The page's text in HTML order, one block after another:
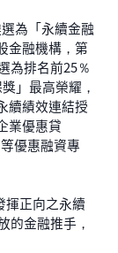
為「永續金融
金融機構，第
為排名前25％
」最高榮耀，
續績效連結授
業優惠貸
優惠融資專
正向之永續
的金融推手，